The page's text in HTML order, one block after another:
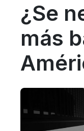
¿Se
más